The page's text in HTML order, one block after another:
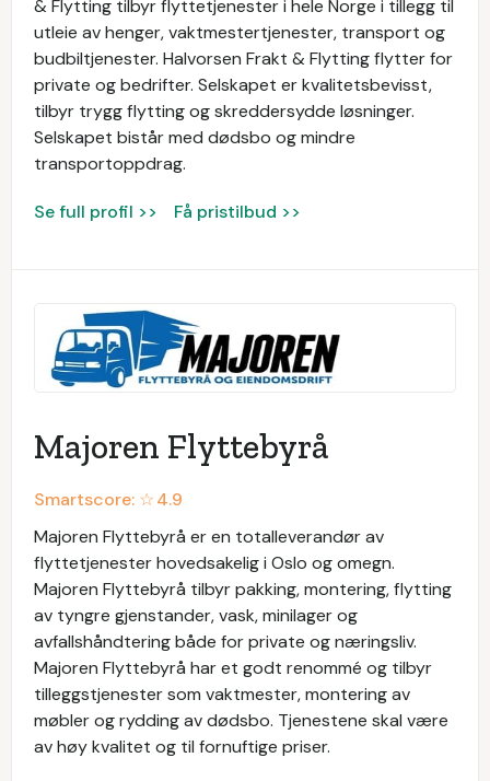
& Flytting tilbyr flyttetjenester i hele Norge i tillegg til
utleie av henger, vaktmestertjenester, transport og
budbiltjenester. Halvorsen Frakt & Flytting flytter for
private og bedrifter. Selskapet er kvalitetsbevisst,
tilbyr trygg flytting og skreddersydde løsninger.
Selskapet bistår med dødsbo og mindre
transportoppdrag.
Se full profil >> Få pristilbud >>
Majoren Flyttebyrå
Smartscore: ☆4.9
Majoren Flyttebyrå er en totalleverandør av
flyttetjenester hovedsakelig i Oslo og omegn.
Majoren Flyttebyrå tilbyr pakking, montering, flytting
av tyngre gjenstander, vask, minilager og
avfallshåndtering både for private og næringsliv.
Majoren Flyttebyrå har et godt renommé og tilbyr
tilleggstjenester som vaktmester, montering av
møbler og rydding av dødsbo. Tjenestene skal være
av høy kvalitet og til fornuftige priser.